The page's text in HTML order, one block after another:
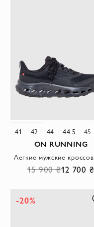
41 42 44 44.5 45
ON RUNNING
15 900 ₴12 700 ₴
-20%